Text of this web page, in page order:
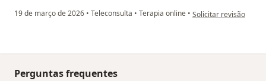
19 de março de 2026 • Teleconsulta • Terapia online • na opinião do
Solicitar revisão
Perguntas frequentes